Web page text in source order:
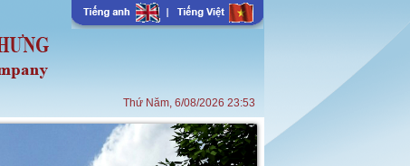
Thứ Năm, 6/08/2026 23:53